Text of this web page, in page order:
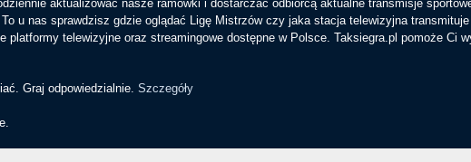
aktualizować nasze ramówki i dostarczać odbiorcą aktualne transmisje
u nas sprawdzisz gdzie oglądać Ligę Mistrzów czy jaka stacja telewizyjna
telewizyjne oraz streamingowe dostępne w Polsce. Taksiegra.pl pomoże Ci
Graj odpowiedzialnie. Szczegóły